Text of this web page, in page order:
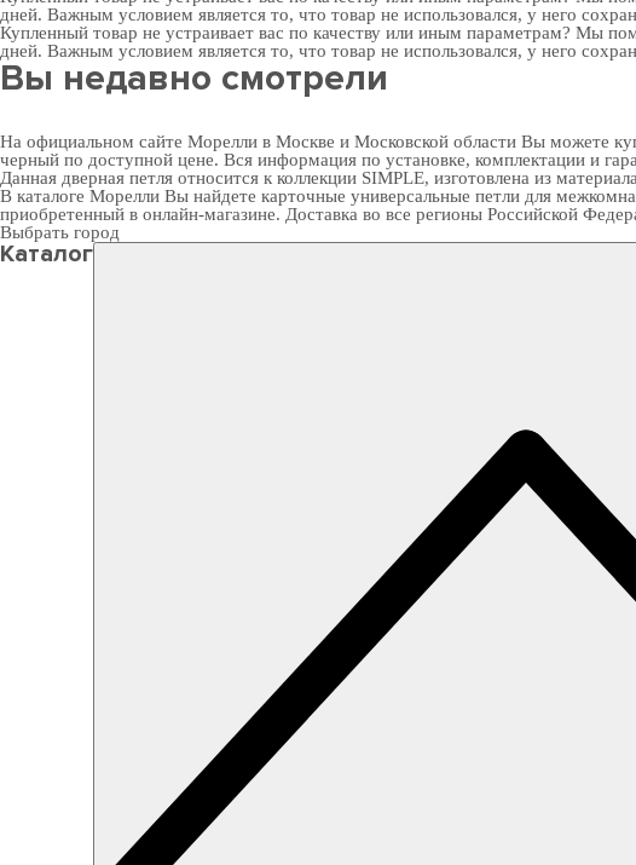
дней. Важным условием является то, что товар не использовался, у него
Купленный товар не устраивает вас по качеству или иным параметрам? Мы
дней. Важным условием является то, что товар не использовался, у него
Вы недавно смотрели
На официальном сайте Морелли в Москве и Московской области Вы можете
черный по доступной цене. Вся информация по установке, комплектации и
Данная дверная петля относится к коллекции SIMPLE, изготовлена из
В каталоге Морелли Вы найдете карточные универсальные петли для
приобретенный в онлайн-магазине. Доставка во все регионы Российской
Выбрать город
Каталог